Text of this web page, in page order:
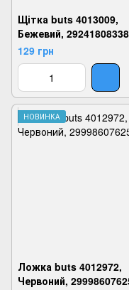
Щітка buts 4013009,
Бежевий,
129 грн
НОВИНКА
Ложка buts 4012972,
Червоний,